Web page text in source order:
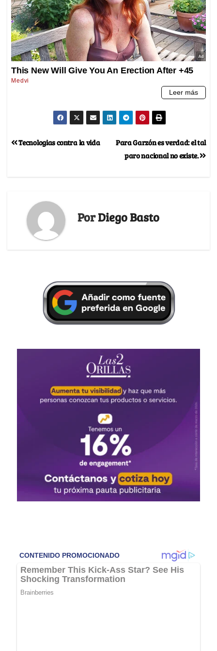
Para Garzón es verdad: el tal
paro nacional no existe.
Tecnologias contra la vida
PorDiego Basto